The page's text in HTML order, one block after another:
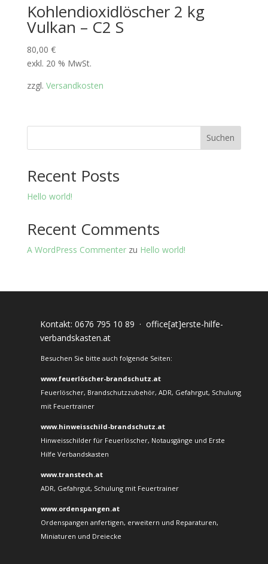
Kohlendioxidlöscher 2 kg
Vulkan – C2 S
80,00 €
exkl. 20 % MwSt.
zzgl. Versandkosten
Suchen
Recent Posts
Hello world!
Recent Comments
A WordPress Commenterzu Hello world!
Kontakt: 0676 795 10 89 · office[at]erste-hilfe-
verbandskasten.at
Besuchen Sie bitte auch folgende Seiten:
www.feuerlöscher-brandschutz.at
Feuerlöscher, Brandschutzzubehör, ADR, Gefahrgut, Schulung
mit Feuertrainer
www.hinweisschild-brandschutz.at
Hinweisschilder für Feuerlöscher, Notausgänge und Erste
Hilfe Verbandskasten
www.transtech.at
ADR, Gefahrgut, Schulung mit Feuertrainer
www.ordenspangen.at
Ordenspangen anfertigen, erweitern und Reparaturen,
Miniaturen und Dreiecke